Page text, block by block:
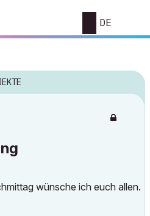
DE
wünsche ich euch allen.